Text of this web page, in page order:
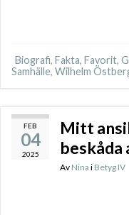
Biografi, Fakta, Favorit,
Samhälle, Wilhelm
FEB
04
2025
Mitt
beskåda
Av Nina i Betyg IV